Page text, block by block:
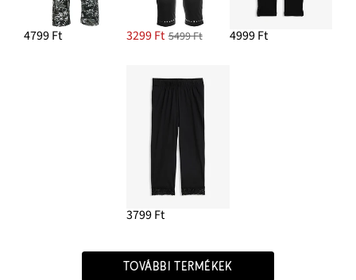
4799 Ft 3299 Ft 5499 Ft 4999 Ft
3799 Ft
TOVÁBBI TERMÉKEK